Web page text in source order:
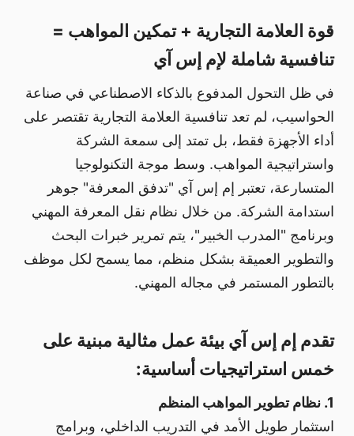
قوة العلامة التجارية + تمكين المواهب =
تنافسية شاملة لإم إس آي
في ظل التحول المدفوع بالذكاء الاصطناعي في صناعة
الحواسيب، لم تعد تنافسية العلامة التجارية تقتصر على
أداء الأجهزة فقط، بل تمتد إلى سمعة الشركة
واستراتيجية المواهب. وسط موجة التكنولوجيا
المتسارعة، تعتبر إم إس آي "تدفق المعرفة" جوهر
استدامة الشركة. من خلال نظام نقل المعرفة المهني
وبرنامج "المدرب الخبير"، يتم تمرير خبرات البحث
والتطوير العميقة بشكل منظم، مما يسمح لكل موظف
بالتطور المستمر في مجاله المهني.
تقدم إم إس آي بيئة عمل مثالية مبنية على
خمس استراتيجيات أساسية:
1. نظام تطوير المواهب المنظم
استثمار طويل الأمد في التدريب الداخلي، وبرامج